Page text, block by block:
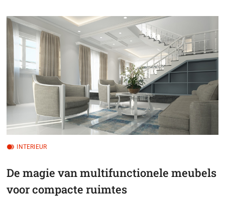
INTERIEUR
De magie van multifunctionele meubels
voor compacte ruimtes